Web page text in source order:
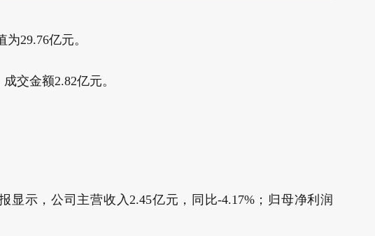
29.76亿元。
交金额2.82亿元。
示，公司主营收入2.45亿元，同比-4.17%；归母净利润